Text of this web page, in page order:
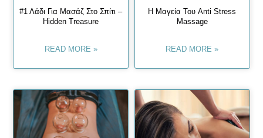
#1 Λάδι Για Μασάζ Στο Σπίτι –
Hidden Treasure
READ MORE »
Η Μαγεία Του Anti Stress
Massage
READ MORE »